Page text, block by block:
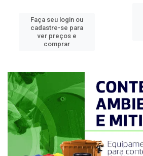
Faça seu login ou
cadastre-se para
ver preços e
comprar